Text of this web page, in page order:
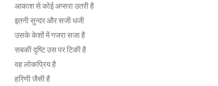
आकाश से कोई अप्‍सरा उतरी है
इतनी सुन्‍दर और सजी धजी
उसके केशों में गजरा सजा है
सबकी दृष्‍टि उस पर टिकी है
वह लोकप्रिय है
हरिणी जैसी है